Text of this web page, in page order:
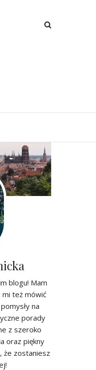
blogu! Mam
mi też mówić
na
porady
z szeroko
oraz piękny
że zostaniesz